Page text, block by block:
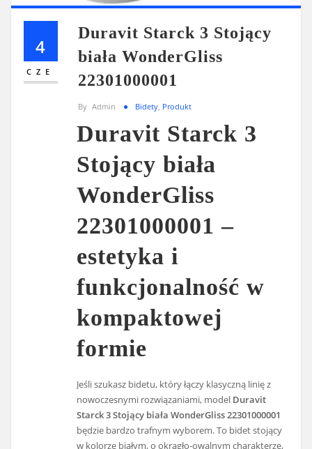
4
CZE
Duravit Starck 3 Stojący
biała WonderGliss
22301000001
By Admin Bidety Produkt
Duravit Starck 3
Stojący biała
WonderGliss
22301000001 –
estetyka i
funkcjonalność w
kompaktowej
formie
Jeśli szukasz bidetu, który łączy klasyczną linię z
nowoczesnymi rozwiązaniami, model Duravit
Starck 3 Stojący biała WonderGliss 22301000001
będzie bardzo trafnym wyborem. To bidet stojący
w kolorze białym, o okrągło-owalnym charakterze,